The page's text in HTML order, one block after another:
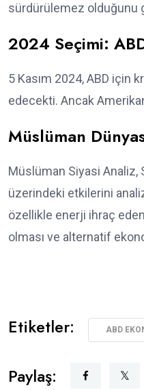
sürdürülemez olduğunu
2024 Seçimi:
5 Kasım 2024, ABD için
edecekti. Ancak Amerikan
Müslüman
Müslüman Siyasi Analiz,
üzerindeki etkilerini
özellikle enerji ihraç
olması ve alternatif
Etiketler: ABD
Paylaş: